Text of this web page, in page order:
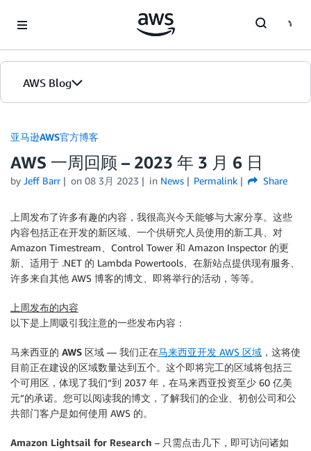
AWS Blog
首页
版本
亚马逊AWS官方博客
AWS 一周回顾 – 2023 年 3 月 6 日
by Jeff Barr on 08 3月 2023 in News Permalink Share
上周发布了许多有趣的内容，我很高兴今天能够与大家分享。这些
内容包括正在开发的新区域、一个供研究人员使用的新工具、对
Amazon Timestream、Control Tower 和 Amazon Inspector 的更
新、适用于 .NET 的 Lambda Powertools、在新站点提供现有服务、
许多来自其他 AWS 博客的博文、即将举行的活动，等等。
上周发布的内容
以下是上周吸引我注意的一些发布内容：
马来西亚的 AWS 区域 — 我们正在马来西亚开发 AWS 区域 ，这将使
目前正在建设的区域数量达到五个。这个即将完工的区域将包括三
个可用区，体现了我们“到 2037 年，在马来西亚投资至少 60 亿美
元”的承诺。您可以阅读我的博文，了解我们的企业、初创公司和公
共部门客户是如何使用 AWS 的。
Amazon Lightsail for Research – 只需点击几下，即可访问诸如